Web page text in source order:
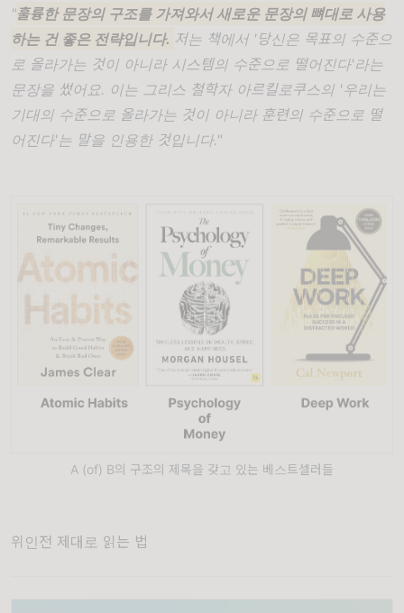
"훌륭한 문장의 구조를 가져와서 새로운 문장의 뼈대로 사용
하는건 좋은 전략입니다. 저는 책에서 ' 당신은 목표의 수준으
로 올라가는 것이 아니라 시스템의 수준으로 떨어진다'라는
문장을 썼어요. 이는 그리스 철학자 아르킬로쿠스의 '우리는
기대의 수준으로 올라가는 것이 아니라 훈련의 수준으로 떨
어진다'는 말을 인용한 것입니다."
A (of) B의 구조의 제목을 갖고 있는 베스트셀러들
위인전 제대로 읽는 법